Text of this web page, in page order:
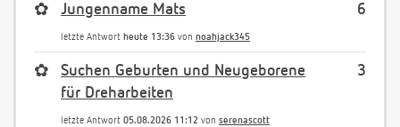
6
✿ Jungenname Mats
letzte Antwort heute 13:36 von noahjack345
3
✿
Suchen Geburten und Neugeborene
für Dreharbeiten
letzte Antwort 05.08.2026 11:12 von serenascott